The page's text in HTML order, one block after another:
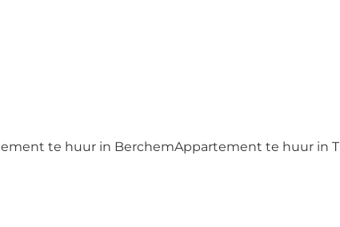
te huur in BerchemAppartement te huur in